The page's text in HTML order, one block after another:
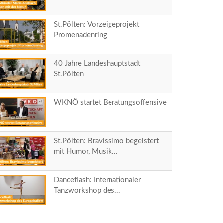
St.Pölten: Vorzeigeprojekt
Promenadenring
40 Jahre Landeshauptstadt
St.Pölten
WKNÖ startet Beratungsoffensive
St.Pölten: Bravissimo begeistert
mit Humor, Musik...
Danceflash: Internationaler
Tanzworkshop des...